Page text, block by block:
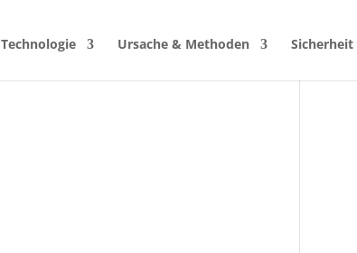
Technologie Ursache & Methoden Sicherheit